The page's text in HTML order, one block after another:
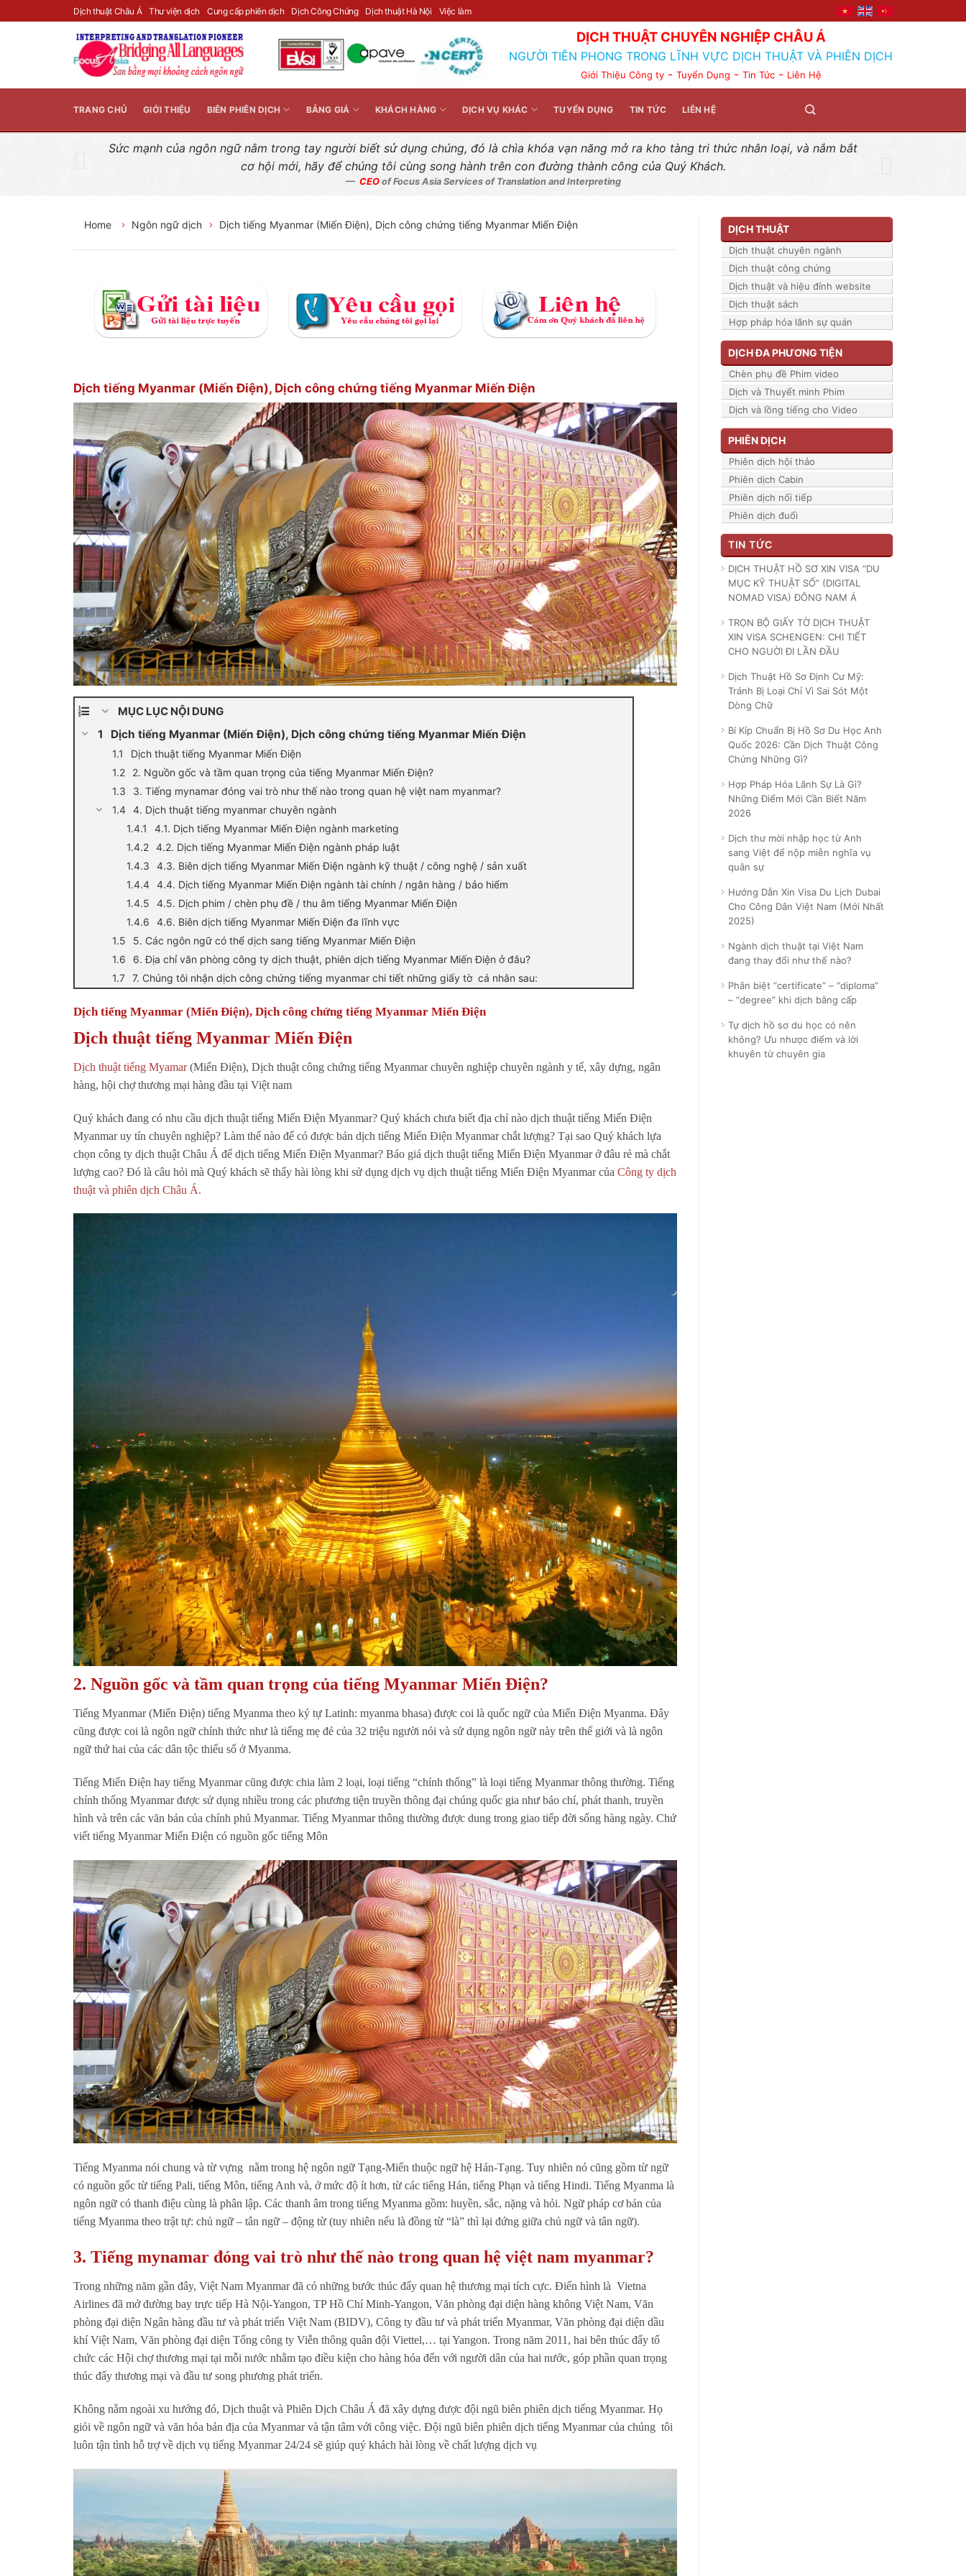
Dịch thuật Châu Á Thư viện dịch Cung cấp phiên dịch Dịch Công Chứng Dịch thuật Hà Nội Việc làm
DỊCH THUẬT CHUYÊN NGHIỆP CHÂU Á
NGƯỜI TIÊN PHONG TRONG LĨNH VỰC DỊCH THUẬT VÀ PHIÊN DỊCH
Giới Thiệu Công ty- Tuyển Dụng - Tin Tức- Liên Hệ
TRANG CHỦ GIỚI THIỆU BIÊN PHIÊN DỊCH BẢNG GIÁ KHÁCH HÀNG DỊCH VỤ KHÁC TUYỂN DỤNG TIN TỨC LIÊN HỆ
Sức mạnh của ngôn ngữ nằm trong tay người biết sử dụng chúng, đó là chìa khóa vạn năng mở ra kho tàng tri thức nhân loại, và nắm bắt
cơ hội mới, hãy để chúng tôi cùng song hành trên con đường thành công của Quý Khách.
CEOof Focus Asia Services of Translation and Interpreting
Home Ngôn ngữ dịch Dịch tiếng Myanmar (Miến Điện), Dịch công chứng tiếng Myanmar Miến Điện
Dịch tiếng Myanmar (Miến Điện), Dịch công chứng tiếng Myanmar Miến Điện
MỤC LỤC NỘI DUNG
Dịch tiếng Myanmar (Miến Điện), Dịch công chứng tiếng Myanmar Miến Điện
Dịch thuật tiếng Myanmar Miến Điện
2. Nguồn gốc và tầm quan trọng của tiếng Myanmar Miến Điện?
3. Tiếng mynamar đóng vai trò như thế nào trong quan hệ việt nam myanmar?
4. Dịch thuật tiếng myanmar chuyên ngành
4.1. Dịch tiếng Myanmar Miến Điện ngành marketing
4.2. Dịch tiếng Myanmar Miến Điện ngành pháp luật
4.3. Biên dịch tiếng Myanmar Miến Điện ngành kỹ thuật / công nghệ / sản xuất
4.4. Dịch tiếng Myanmar Miến Điện ngành tài chính / ngân hàng / bảo hiểm
4.5. Dịch phim / chèn phụ đề / thu âm tiếng Myanmar Miến Điện
4.6. Biên dịch tiếng Myanmar Miến Điện đa lĩnh vực
5. Các ngôn ngữ có thể dịch sang tiếng Myanmar Miến Điện
6. Địa chỉ văn phòng công ty dịch thuật, phiên dịch tiếng Myanmar Miến Điện ở đâu?
7. Chúng tôi nhận dịch công chứng tiếng myanmar chi tiết những giấy tờ cá nhân sau:
Dịch tiếng Myanmar (Miến Điện), Dịch công chứng tiếng Myanmar Miến Điện
Dịch thuật tiếng Myanmar Miến Điện
Dịch thuật tiếng Myamar(Miến Điện), Dịch thuật công chứng tiếng Myanmar chuyên nghiệp chuyên ngành y tế, xây dựng, ngân
hàng, hội chợ thương mại hàng đầu tại Việt nam
Quý khách đang có nhu cầu dịch thuật tiếng Miến Điện Myanmar? Quý khách chưa biết địa chỉ nào dịch thuật tiếng Miến Điện
Myanmar uy tín chuyên nghiệp? Làm thế nào để có được bản dịch tiếng Miến Điện Myanmar chắt lượng? Tại sao Quý khách lựa
chọn công ty dịch thuật Châu Á để dịch tiếng Miến Điện Myanmar? Báo giá dịch thuật tiếng Miến Điện Myanmar ở đâu rẻ mà chắt
lượng cao? Đó là câu hỏi mà Quý khách sẽ thấy hài lòng khi sử dụng dịch vụ dịch thuật tiếng Miến Điện Myanmar của Công ty dịch
thuật và phiên dịch Châu Á.
2. Nguồn gốc và tầm quan trọng của tiếng Myanmar Miến Điện?
Tiếng Myanmar (Miến Điện) tiếng Myanma theo ký tự Latinh: myanma bhasa) được coi là quốc ngữ của Miến Điện Myanma. Đây
cũng được coi là ngôn ngữ chính thức như là tiếng mẹ đẻ của 32 triệu người nói và sử dụng ngôn ngữ này trên thế giới và là ngôn
ngữ thứ hai của các dân tộc thiểu số ở Myanma.
Tiếng Miến Điện hay tiếng Myanmar cũng được chia làm 2 loại, loại tiếng “chính thống” là loại tiếng Myanmar thông thường. Tiếng
chính thống Myanmar được sử dụng nhiều trong các phương tiện truyền thông đại chúng quốc gia như báo chí, phát thanh, truyền
hình và trên các văn bản của chính phủ Myanmar. Tiếng Myanmar thông thường được dung trong giao tiếp đời sống hàng ngày. Chứ
viết tiếng Myanmar Miến Điện có nguồn gốc tiếng Môn
Tiếng Myanma nói chung và từ vựng nằm trong hệ ngôn ngữ Tạng-Miến thuộc ngữ hệ Hán-Tạng. Tuy nhiên nó cũng gồm từ ngữ
có nguồn gốc từ tiếng Pali, tiếng Môn, tiếng Anh và, ở mức độ ít hơn, từ các tiếng Hán, tiếng Phạn và tiếng Hindi. Tiếng Myanma là
ngôn ngữ có thanh điệu cùng là phân lập. Các thanh âm trong tiếng Myanma gồm: huyền, sắc, nặng và hỏi. Ngữ pháp cơ bản của
tiếng Myanma theo trật tự: chủ ngữ – tân ngữ – động từ (tuy nhiên nếu là đồng từ “là” thì lại đứng giữa chủ ngữ và tân ngữ).
3. Tiếng mynamar đóng vai trò như thế nào trong quan hệ việt nam myanmar?
Trong những năm gần đây, Việt Nam Myanmar đã có những bước thúc đẩy quan hệ thương mại tích cực. Điển hình là Vietna
Airlines đã mở đường bay trực tiếp Hà Nội-Yangon, TP Hồ Chí Minh-Yangon, Văn phòng đại diện hàng không Việt Nam, Văn
phòng đại diện Ngân hàng đầu tư và phát triển Việt Nam (BIDV), Công ty đầu tư và phát triển Myanmar, Văn phòng đại diện dầu
khí Việt Nam, Văn phòng đại diện Tổng công ty Viễn thông quân đội Viettel,… tại Yangon. Trong năm 2011, hai bên thúc đẩy tổ
chức các Hội chợ thương mại tại mỗi nước nhằm tạo điều kiện cho hàng hóa đến với người dân của hai nước, góp phần quan trọng
thúc đẩy thương mại và đầu tư song phương phát triển.
Không nằm ngoài xu hướng đó, Dịch thuật và Phiên Dịch Châu Á đã xây dựng được đội ngũ biên phiên dịch tiếng Myanmar. Họ
giỏi về ngôn ngữ và văn hóa bản địa của Myanmar và tận tâm với công việc. Đội ngũ biên phiên dịch tiếng Myanmar của chúng tôi
luôn tận tình hỗ trợ về dịch vụ tiếng Myanmar 24/24 sẽ giúp quý khách hài lòng về chất lượng dịch vụ
DỊCH THUẬT
Dịch thuật chuyên ngành
Dịch thuật công chứng
Dịch thuật và hiệu đính website
Dịch thuật sách
Hợp pháp hóa lãnh sự quán
DỊCH ĐA PHƯƠNG TIỆN
Chèn phụ đề Phim video
Dịch và Thuyết minh Phim
Dịch và lồng tiếng cho Video
PHIÊN DỊCH
Phiên dịch hội thảo
Phiên dịch Cabin
Phiên dịch nối tiếp
Phiên dịch đuổi
TIN TỨC
DỊCH THUẬT HỒ SƠ XIN VISA “DU
MỤC KỸ THUẬT SỐ” (DIGITAL
NOMAD VISA) ĐÔNG NAM Á
TRỌN BỘ GIẤY TỜ DỊCH THUẬT
XIN VISA SCHENGEN: CHI TIẾT
CHO NGUỜI ĐI LẦN ĐẦU
Dịch Thuật Hồ Sơ Định Cư Mỹ:
Tránh Bị Loại Chỉ Vì Sai Sót Một
Dòng Chữ
Bí Kíp Chuẩn Bị Hồ Sơ Du Học Anh
Quốc 2026: Cần Dịch Thuật Công
Chứng Những Gì?
Hợp Pháp Hóa Lãnh Sự Là Gì?
Những Điểm Mới Cần Biết Năm
2026
Dịch thư mời nhập học từ Anh
sang Việt để nộp miễn nghĩa vụ
quân sự
Hướng Dẫn Xin Visa Du Lịch Dubai
Cho Công Dân Việt Nam (Mới Nhất
2025)
Ngành dịch thuật tại Việt Nam
đang thay đổi như thế nào?
Phân biệt “certificate” – “diploma”
– “degree” khi dịch bằng cấp
Tự dịch hồ sơ du học có nên
không? Ưu nhược điểm và lời
khuyên từ chuyên gia
Liên hệ nhanh